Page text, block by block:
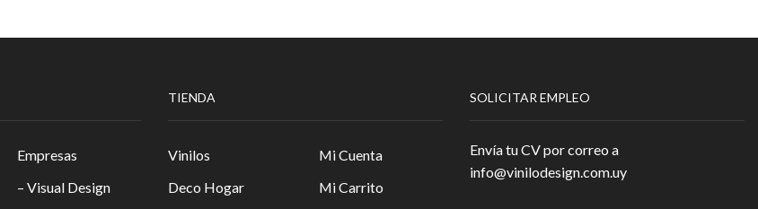
Empresas
– Visual Design
TIENDA
Vinilos
Deco Hogar
Mi Cuenta
Mi Carrito
SOLICITAR EMPLEO
Envía tu CV por correo a
info@vinilodesign.com.uy